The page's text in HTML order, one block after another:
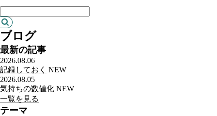
ブログ
最新の記事
2026.08.06
記録しておく NEW
2026.08.05
気持ちの数値化 NEW
一覧を見る
テーマ